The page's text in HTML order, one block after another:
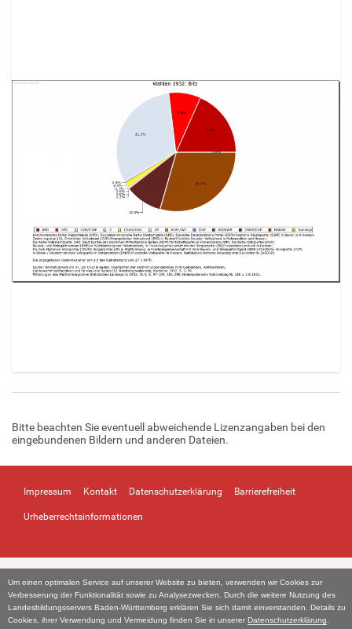
Um einen optimalen Service auf unserer Website zu bieten, verwenden wir Cookies zur
Verbesserung der Funktionalität sowie zu Analysezwecken. Durch die weitere Nutzung des
Landesbildungsservers Baden-Württemberg erklären Sie sich damit einverstanden. Details zu
Cookies, ihrer Verwendung und Vermeidung finden Sie in unserer Datenschutzerklärung
e
g
e
o
l
l
e
Bitte beachten Sie eventuell abweichende Lizenzangaben bei den
eingebundenen Bildern und anderen Dateien.
Impressum Kontakt Datenschutzerklärung Barrierefreiheit
Urheberrechtsinformationen